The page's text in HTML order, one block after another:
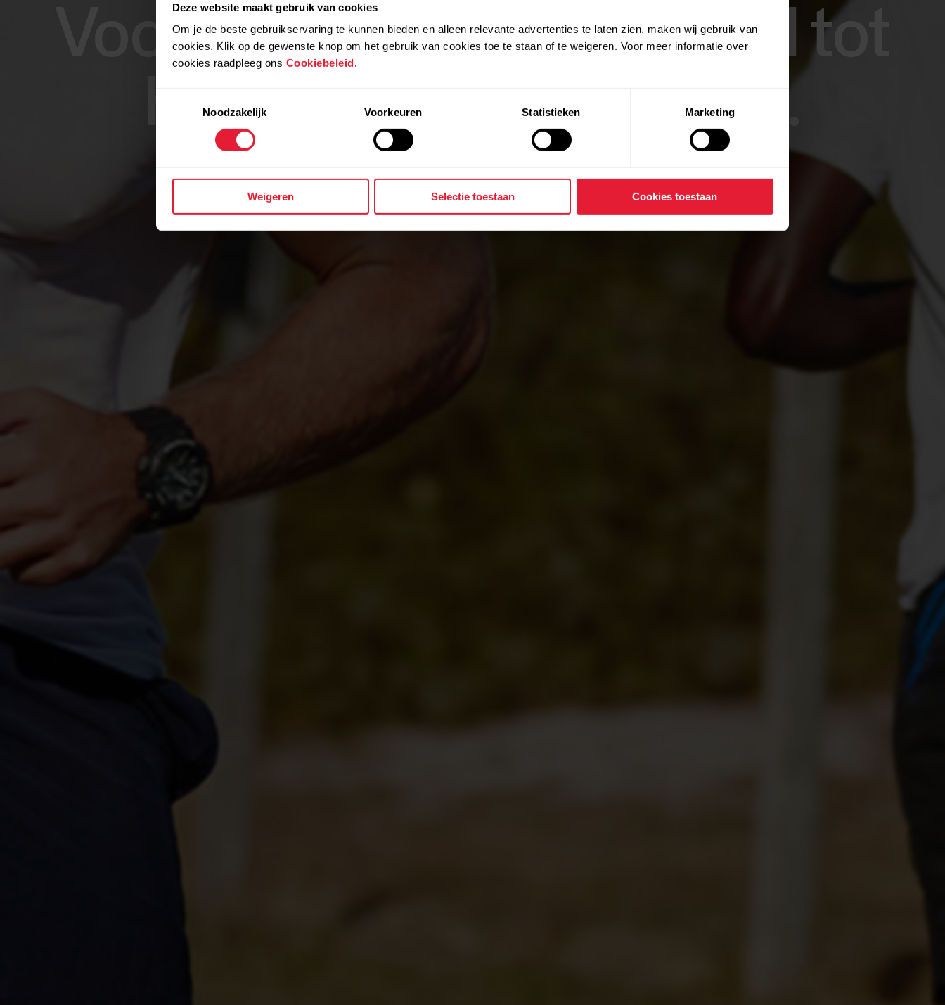
Deze website maakt gebruik van cookies
Om je de beste gebruikservaring te kunnen bieden en alleen relevante advertenties te laten zien, maken wij gebruik van
cookies. Klik op de gewenste knop om het gebruik van cookies toe te staan of te weigeren. Voor meer informatie over
cookies raadpleeg ons Cookiebeleid.
Noodzakelijk
Voorkeuren Statistieken Marketing
Weigeren Selectie toestaan Cookies toestaan
Voorbereiding is de sleutel tot
het succes van je team.
Onze oplossingen helpen organisaties en teams om altijd op het optimale
niveau te trainen, een sneller herstel mogelijk te maken en de lange-termijn